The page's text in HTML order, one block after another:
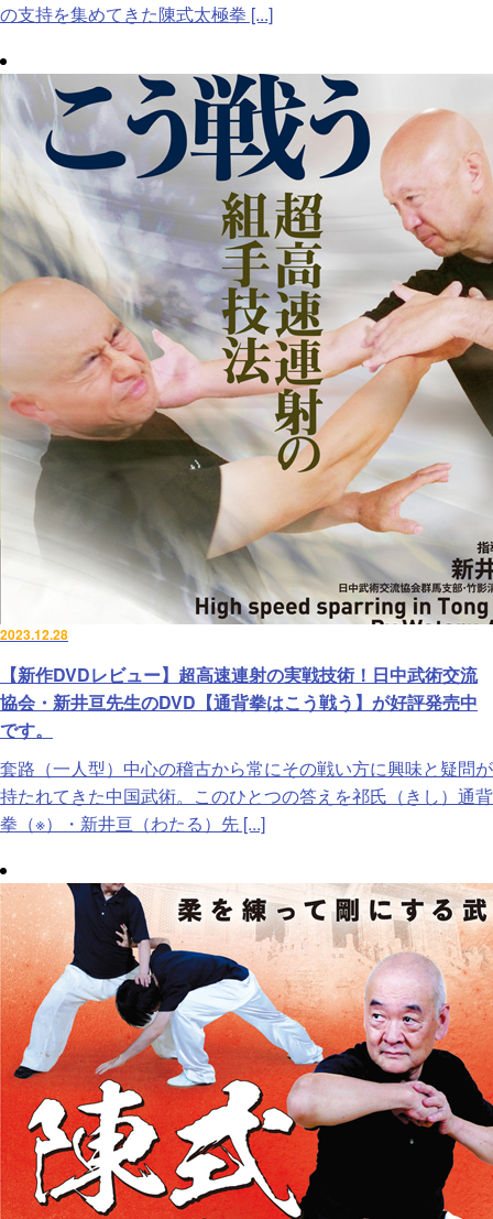
の支持を集めてきた陳式太極拳 [...]
2023.12.28
【新作DVDレビュー】超高速連射の実戦技術！日中武術交流
協会・新井亘先生のDVD【通背拳はこう戦う】が好評発売中
です。
套路（一人型）中心の稽古から常にその戦い方に興味と疑問が
持たれてきた中国武術。このひとつの答えを祁氏（きし）通背
拳（※）・新井亘（わたる）先 [...]